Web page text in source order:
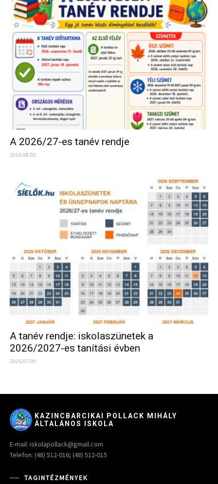
A 2026/27-es tanév rendje
2026.08.02.
A tanév rendje: iskolaszünetek a
2026/2027-es tanítási évben
2026.07.09.
KAZINCBARCIKAI POLLACK MIHÁLY
ÁLTALÁNOS ISKOLA
E-mail: iskolapollack@gmail.com
Telefon: (48) 512-016; (48) 512-015
TAGINTÉZMÉNYEK